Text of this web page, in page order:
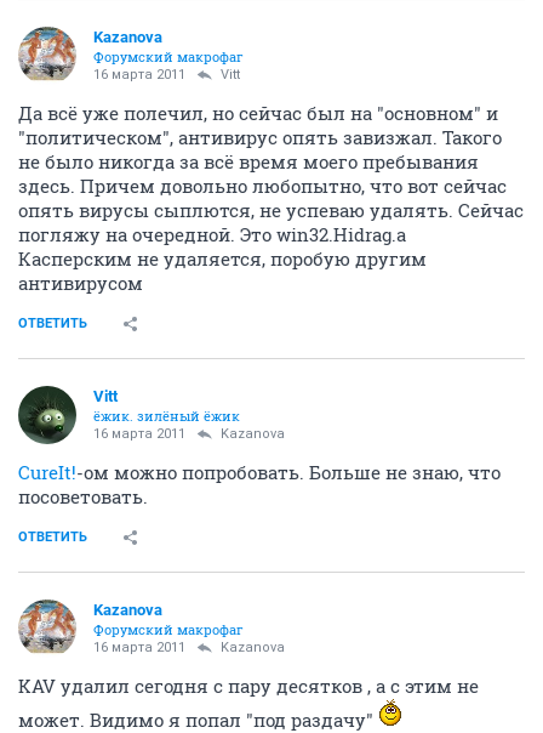
Kazanova
Форумский макрофаг
16 марта 2011 Vitt
Да всё уже полечил, но сейчас был на "основном" и
"политическом", антивирус опять завизжал. Такого
не было никогда за всё время моего пребывания
здесь. Причем довольно любопытно, что вот сейчас
опять вирусы сыплются, не успеваю удалять. Сейчас
погляжу на очередной. Это win32.Hidrag.a
Касперским не удаляется, поробую другим
антивирусом
ОТВЕТИТЬ
Vitt
ёжик. зилёный ёжик
16 марта 2011 Kazanova
CureIt!-ом можно попробовать. Больше не знаю, что
посоветовать.
ОТВЕТИТЬ
Kazanova
Форумский макрофаг
16 марта 2011 Kazanova
KAV удалил сегодня с пару десятков , а с этим не
может. Видимо я попал "под раздачу"